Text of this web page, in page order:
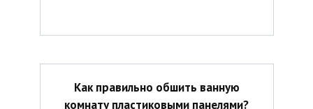
Как правильно обшить ванную
комнату пластиковыми панелями?